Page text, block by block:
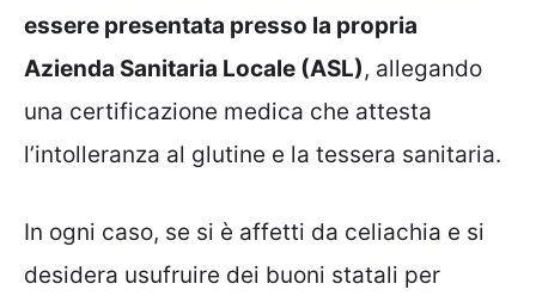
essere presentata presso la propria
Azienda Sanitaria Locale (ASL), allegando
una certificazione medica che attesta
l’intolleranza al glutine e la tessera sanitaria.
In ogni caso, se si è affetti da celiachia e si
desidera usufruire dei buoni statali per